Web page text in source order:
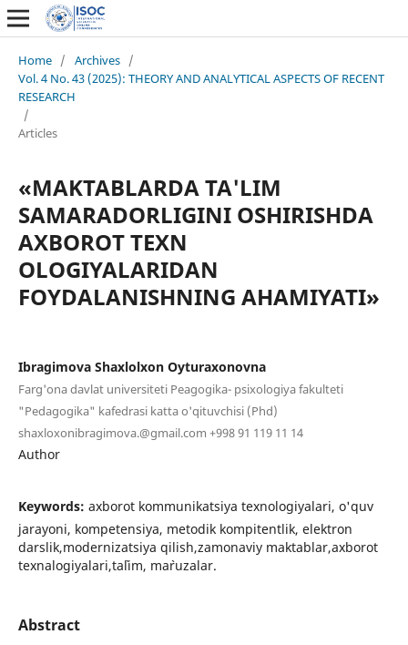
Home / Archives /
Vol. 4 No. 43 (2025): THEORY AND ANALYTICAL ASPECTS OF RECENT
RESEARCH
/
Articles
«MAKTABLARDA TA'LIM
SAMARADORLIGINI OSHIRISHDA
AXBOROT TEXN
OLOGIYALARIDAN
FOYDALANISHNING AHAMIYATI»
Ibragimova Shaxlolxon Oyturaxonovna
Farg'ona davlat universiteti Peagogika- psixologiya fakulteti
"Pedagogika" kafedrasi katta o'qituvchisi (Phd)
shaxloxonibragimova.@gmail.com +998 91 119 11 14
Author
Keywords: axborot kommunikatsiya texnologiyalari, o'quv
jarayoni, kompetensiya, metodik kompitentlik, elektron
darslik,modernizatsiya qilish,zamonaviy maktablar,axborot
texnalogiyalari,ta`lim, ma`ruzalar.
Abstract